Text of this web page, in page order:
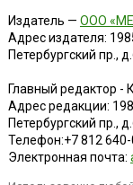
Издатель — ООО
Адрес издателя:
Петербургский пр.,
Главный редактор -
Адрес редакции:
Петербургский пр.,
Телефон:+7 812
Электронная почта: